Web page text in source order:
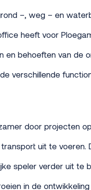
–, weg – en
heeft voor
en behoeften van de
verschillende
door projecten
uit te voeren.
speler verder uit te
in de